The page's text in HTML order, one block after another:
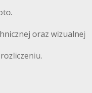
oraz wizualnej